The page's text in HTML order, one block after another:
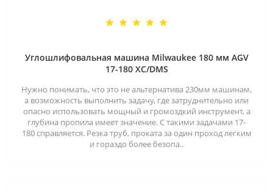
Углошлифовальная машина Milwaukee 180 мм AGV
17-180 XC/DMS
Нужно понимать, что это не альтернатива 230мм машинам,
а возможность выполнить задачу, где затруднительно или
опасно использовать мощный и громоздкий инструмент, а
глубина пропила имеет значение. С такими задачами 17-
180 справляется. Резка труб, проката за один проход легким
и гораздо более безопа..